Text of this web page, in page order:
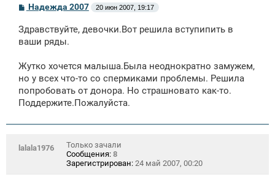
С
о
б
щ
и
е
Надежда 2007 20 июн 2007, 19:17
Здравствуйте, девочки.Вот решила вступипить в
ваши ряды.
Жутко хочется малыша.Была неоднократно замужем,
но у всех что-то со спермиками проблемы. Решила
попробовать от донора. Но страшновато как-то.
Поддержите.Пожалуйста.
lalala1976
Только зачали
Сообщения: 8
Зарегистрирован: 24 май 2007, 00:20